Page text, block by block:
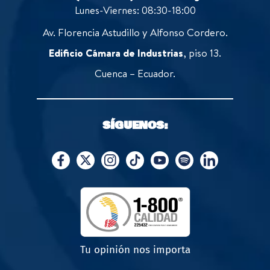
Lunes-Viernes: 08:30-18:00
Av. Florencia Astudillo y Alfonso Cordero.
Edificio Cámara de Industrias, piso 13.
Cuenca – Ecuador.
SÍGUENOS:
Tu opinión nos importa